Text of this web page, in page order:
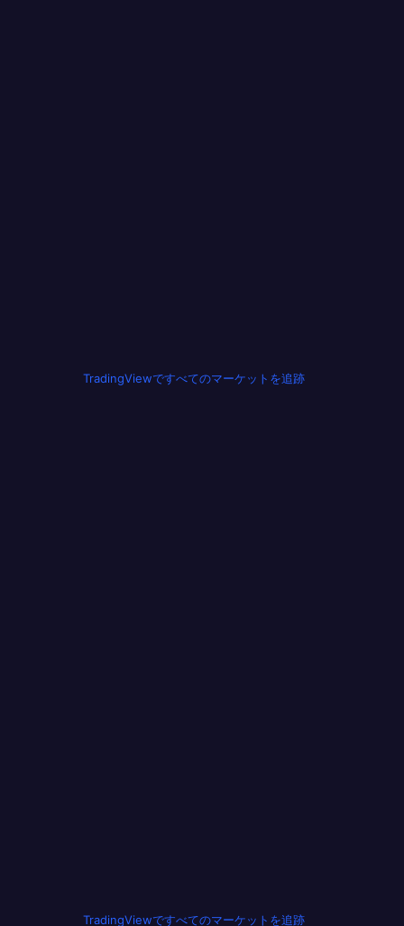
TradingViewですべてのマーケットを追跡
TradingViewですべてのマーケットを追跡